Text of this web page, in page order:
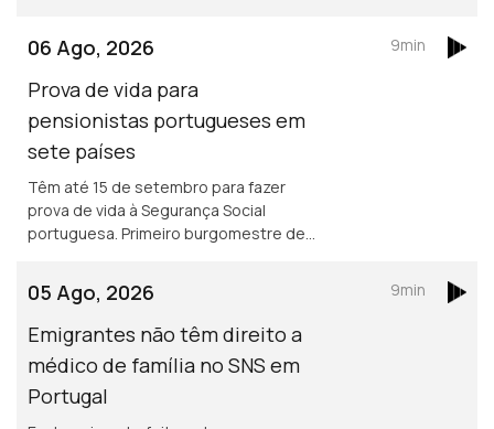
emigrantes de Fafe.
06 Ago, 2026
Prova de vida para
pensionistas portugueses em
sete países
Têm até 15 de setembro para fazer
prova de vida à Segurança Social
portuguesa. Primeiro burgomestre de
para além de 2029.
9min
05 Ago, 2026
Emigrantes não têm direito a
médico de família no SNS em
Portugal
9min